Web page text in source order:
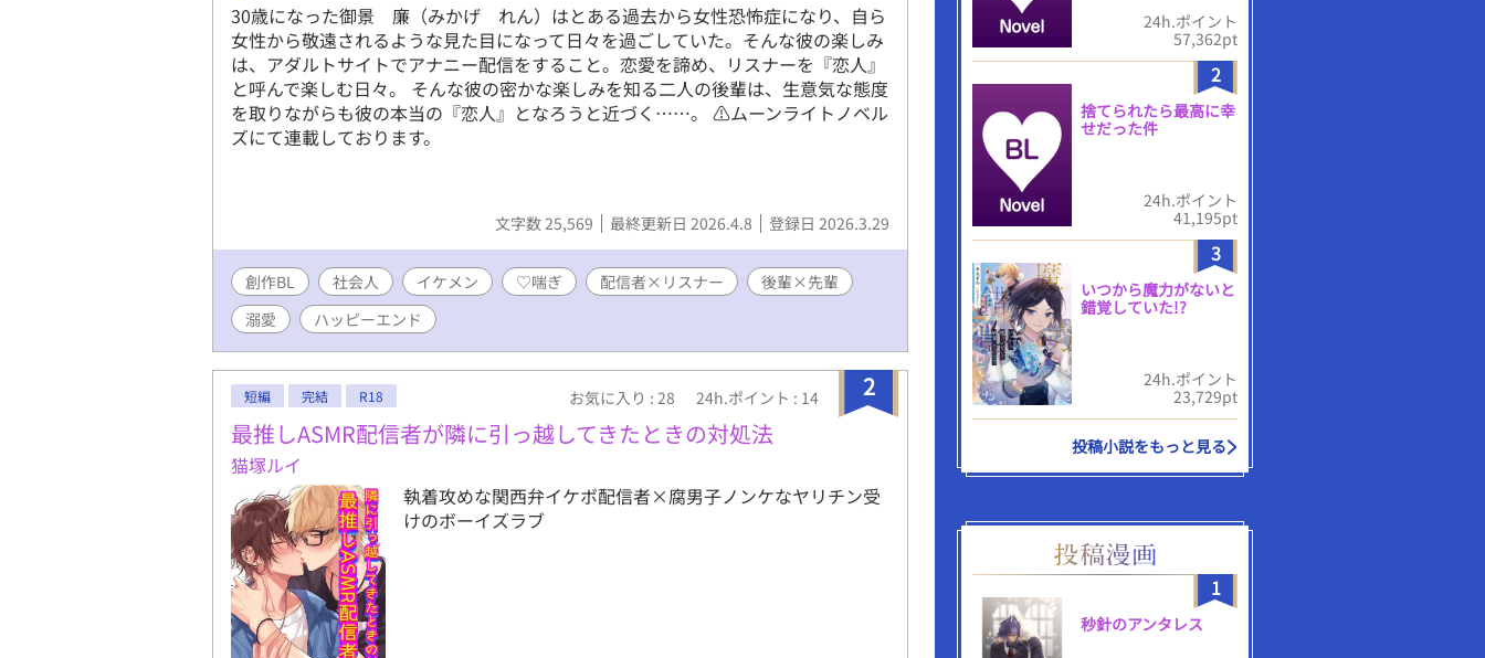
30歳になった御景 廉（みかげ れん）はとある過去から女性恐怖症になり、自ら
女性から敬遠されるような見た目になって日々を過ごしていた。そんな彼の楽しみ
は、アダルトサイトでアナニー配信をすること。恋愛を諦め、リスナーを『恋人』
と呼んで楽しむ日々。 そんな彼の密かな楽しみを知る二人の後輩は、生意気な態度
を取りながらも彼の本当の『恋人』となろうと近づく……。 ⚠ムーンライトノベル
ズにて連載しております。
文字数 25,569 最終更新日 2026.4.8 登録日 2026.3.29
創作BL 社会人 イケメン ♡喘ぎ 配信者×リスナー
後輩×先輩
溺愛
ハッピーエンド
2
短編 完結 R18 お気に入り : 28 24h.ポイント : 14
最推しASMR配信者が隣に引っ越してきたときの対処法
猫塚ルイ
執着攻めな関西弁イケボ配信者×腐男子ノンケなヤリチン受
けのボーイズラブ
24h.ポイント
57,362pt
2
捨てられたら最高に幸
せだった件
24h.ポイント
41,195pt
3
いつから魔力がないと
錯覚していた!?
24h.ポイント
23,729pt
投稿小説をもっと見る
1
秒針のアンタレス